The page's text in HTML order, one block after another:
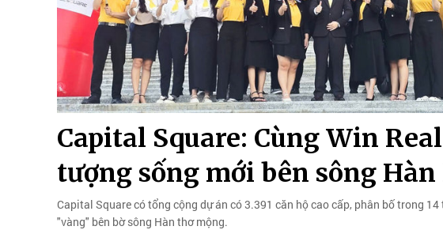
Capital Square: Cùng Win
tượng sống mới bên sông
Capital Square có tổng cộng dự án có 3.391 căn hộ cao cấp, phân bố trong
"vàng" bên bờ sông Hàn thơ mộng.